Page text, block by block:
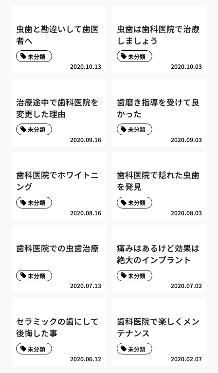
虫歯と勘違いして歯医
者へ
2020.10.13
未分類
虫歯は歯科医院で治療
しましょう
2020.10.03
未分類
治療途中で歯科医院を
変更した理由
2020.09.16
未分類
歯磨き指導を受けて良
かった
2020.09.03
未分類
歯科医院でホワイトニ
ング
2020.08.16
未分類
歯科医院で隠れた虫歯
を発見
2020.08.03
未分類
歯科医院での虫歯治療
2020.07.13
未分類
痛みはあるけど効果は
絶大のインプラント
2020.07.02
未分類
セラミックの歯にして
後悔した事
2020.06.12
未分類
歯科医院で楽しくメン
テナンス
2020.02.07
未分類